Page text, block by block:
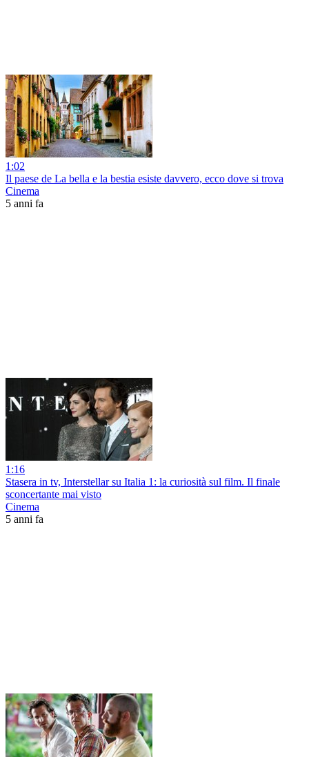
1:02
Il paese de La bella e la bestia esiste davvero, ecco dove si trova
Cinema
5 anni fa
1:16
Stasera in tv, Interstellar su Italia 1: la curiosità sul film. Il finale
sconcertante mai visto
Cinema
5 anni fa